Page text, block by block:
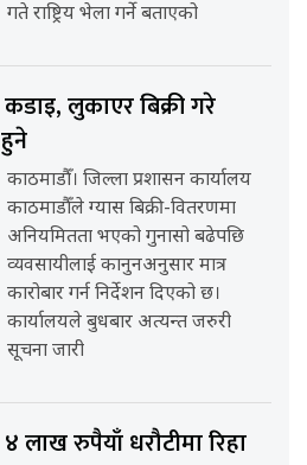
गते राष्ट्रिय भेला गर्ने बताएको
लुकाएर बिक्री गरे
काठमाडौँ। जिल्ला प्रशासन कार्यालय
काठमाडौँले ग्यास बिक्री-वितरणमा
अनियमितता भएको गुनासो बढेपछि
व्यवसायीलाई कानुनअनुसार मात्र
कारोबार गर्न निर्देशन दिएको छ।
कार्यालयले बुधबार अत्यन्त जरुरी
सूचना जारी
लाख रुपैयाँ धरौटीमा रिहा